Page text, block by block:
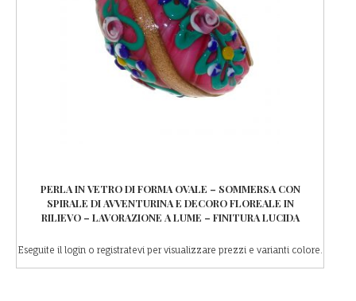
PERLA IN VETRO DI FORMA OVALE – SOMMERSA CON
SPIRALE DI AVVENTURINA E DECORO FLOREALE IN
RILIEVO – LAVORAZIONE A LUME – FINITURA LUCIDA
Eseguite il login o registratevi per visualizzare prezzi e varianti colore.